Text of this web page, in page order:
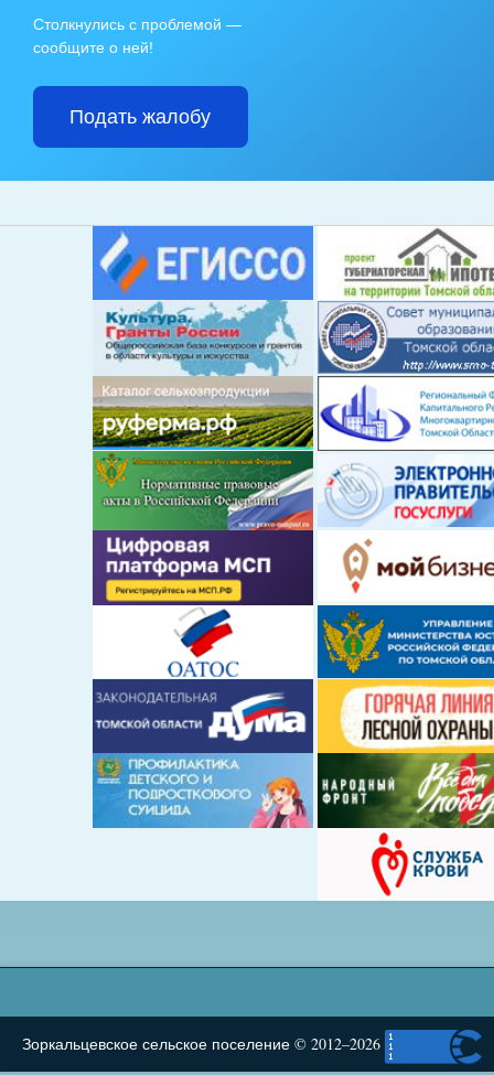
Столкнулись с проблемой —
сообщите о ней!
Подать жалобу
Зоркальцевское сельское поселение © 2012–2026